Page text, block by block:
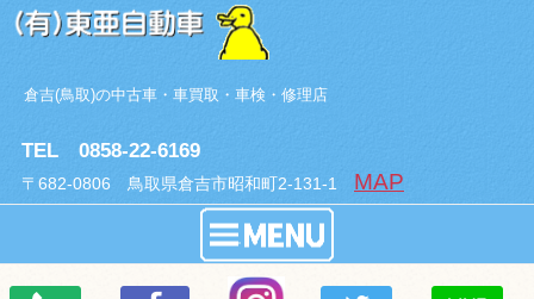
倉吉(鳥取)の中古車・車買取・車検・修理店
TEL 0858-22-6169
〒682-0806 鳥取県倉吉市昭和町2-131-1 MAP